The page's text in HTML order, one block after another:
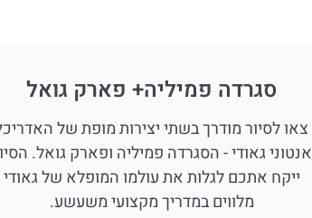
סגרדה פמיליה+ פארק גואל
צאו לסיור מודרך בשתי יצירות מופת של
אנטוני גאודי - הסגרדה פמיליה ופארק גואל.
ייקח אתכם לגלות את עולמו המופלא של גאודי
מלווים במדריך מקצועי משעשע.